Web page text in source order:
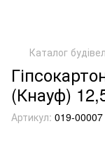
Каталог
(Кнауф)
Артикул: 019-00007